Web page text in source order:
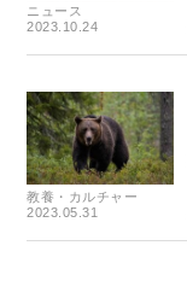
ニュース
2023.10.24
教養・カルチャー
2023.05.31